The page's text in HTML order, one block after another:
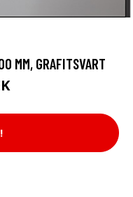
MM, GRAFITSVART